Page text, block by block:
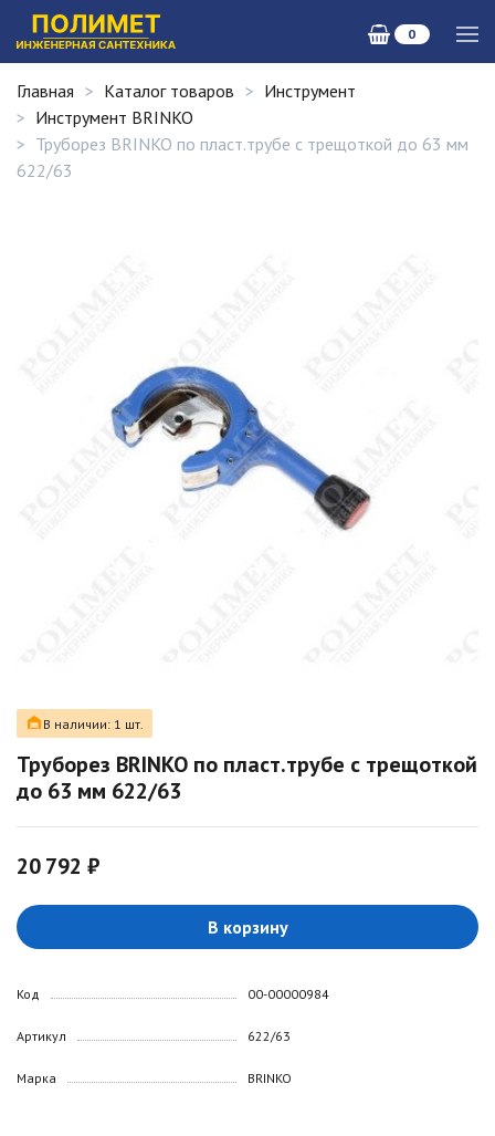
0
Главная Каталог товаров
Инструмент
Инструмент BRINKO
Труборез BRINKO по пласт.трубе с трещоткой до 63 мм
622/63
В наличии: 1 шт.
Труборез BRINKO по пласт.трубе с трещоткой
до 63 мм 622/63
20 792 ₽
В корзину
Код
Артикул
Марка
00-00000984
622/63
BRINKO